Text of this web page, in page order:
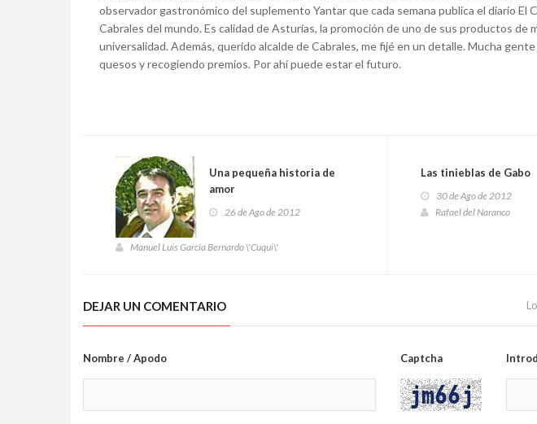
observador gastronómico del suplemento Yantar que cada semana publica el diario El
Cabrales del mundo. Es calidad de Asturias, la promoción de uno de sus productos de
universalidad. Además, querido alcalde de Cabrales, me fijé en un detalle. Mucha
quesos y recogiendo premios. Por ahí puede estar el futuro.
Una pequeña historia de
amor
26 de Ago de 2012
Manuel Luis García Bernardo \'Cuqui\'
Las tinieblas de Gabo
30 de Ago de 2012
Rafael del Naranco
DEJAR UN COMENTARIO
Nombre / Apodo Captcha